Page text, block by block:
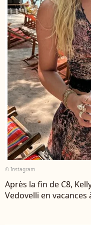
© Instagram
Après la fin de C8,
Vedovelli en